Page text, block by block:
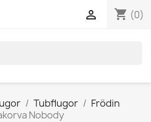
shopping_cart (0)

Tubflugor
Frödin
Nobody